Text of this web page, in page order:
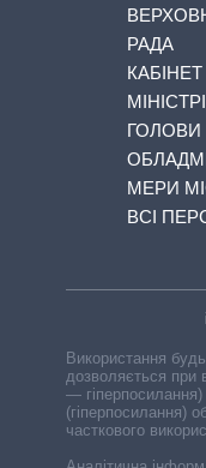
РАДА
КАБІНЕТ
ГОЛОВИ
МЕРИ
ВСІ
Використання
дозволяється при
—
(гіперпосилання)
часткового